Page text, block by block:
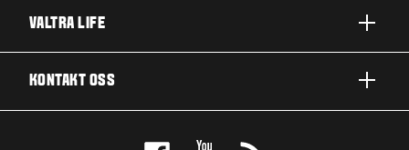
N-SERIE
VALTRA LIFE
KONTAKT OSS